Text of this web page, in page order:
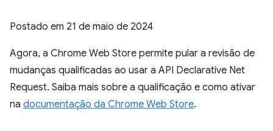
Postado em 21 de maio de 2024
Agora, a Chrome Web Store permite pular a revisão de
mudanças qualificadas ao usar a API Declarative Net
Request. Saiba mais sobre a qualificação e como ativar
na documentação da Chrome Web Store.